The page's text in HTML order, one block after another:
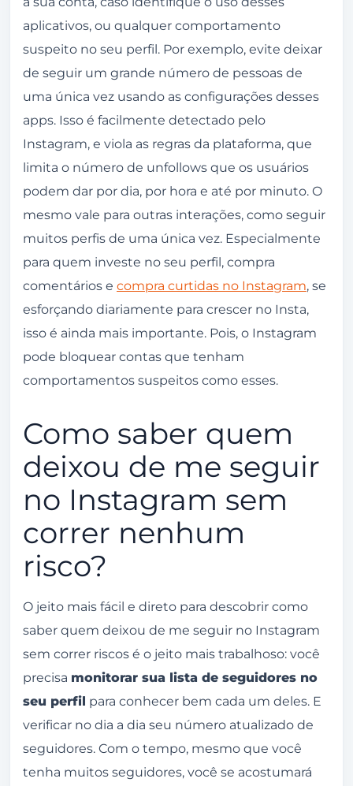
aplicativos, ou qualquer comportamento
suspeito no seu perfil. Por exemplo, evite deixar
de seguir um grande número de pessoas de
uma única vez usando as configurações desses
apps. Isso é facilmente detectado pelo
Instagram, e viola as regras da plataforma, que
limita o número de unfollows que os usuários
podem dar por dia, por hora e até por minuto. O
mesmo vale para outras interações, como seguir
muitos perfis de uma única vez. Especialmente
para quem investe no seu perfil, compra
comentários e compra curtidas no Instagram, se
esforçando diariamente para crescer no Insta,
isso é ainda mais importante. Pois, o Instagram
pode bloquear contas que tenham
comportamentos suspeitos como esses.
Como saber quem
deixou de me seguir
no Instagram sem
correr nenhum
risco?
O jeito mais fácil e direto para descobrir como
saber quem deixou de me seguir no Instagram
sem correr riscos é o jeito mais trabalhoso: você
precisa monitorar sua lista de seguidores no
seu perfil para conhecer bem cada um deles. E
verificar no dia a dia seu número atualizado de
seguidores. Com o tempo, mesmo que você
tenha muitos seguidores, você se acostumará